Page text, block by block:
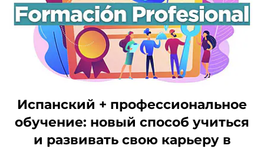
Испанский + профессиональное
обучение: новый способ учиться
и развивать свою карьеру в